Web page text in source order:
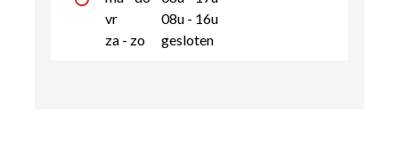
vr
08u - 16u
za - zo
gesloten